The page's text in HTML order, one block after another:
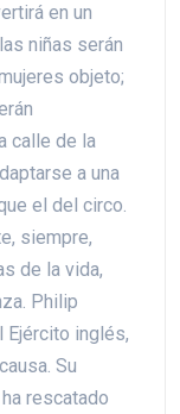
en un
niñas serán
objeto;
calle de la
a una
el del circo.
siempre,
de la vida,
Philip
Ejército inglés,
Su
rescatado